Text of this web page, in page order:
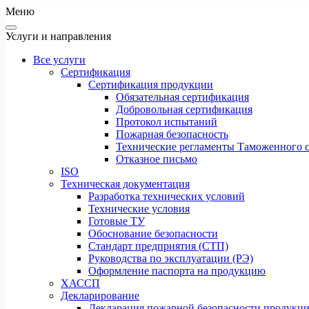
Меню
Услуги и направления
Все услуги
Сертификация
Сертификация продукции
Обязательная сертификация
Добровольная сертификация
Протокол испытаний
Пожарная безопасность
Технические регламенты Таможенного
Отказное письмо
ISO
Техническая документация
Разработка технических условий
Технические условия
Готовые ТУ
Обоснование безопасности
Стандарт предприятия (СТП)
Руководства по эксплуатации (РЭ)
Оформление паспорта на продукцию
ХАССП
Декларирование